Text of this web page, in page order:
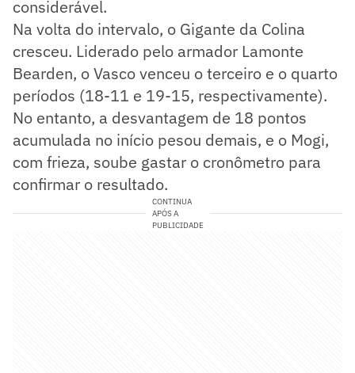
considerável.
Na volta do intervalo, o Gigante da Colina
cresceu. Liderado pelo armador Lamonte
Bearden, o Vasco venceu o terceiro e o quarto
períodos (18-11 e 19-15, respectivamente).
No entanto, a desvantagem de 18 pontos
acumulada no início pesou demais, e o Mogi,
com frieza, soube gastar o cronômetro para
confirmar o resultado.
CONTINUA
APÓS A
PUBLICIDADE